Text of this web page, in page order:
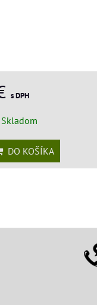
s DPH
Skladom
DO KOŠÍKA